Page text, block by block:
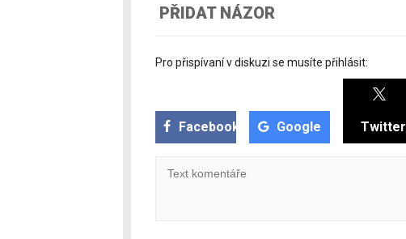
PŘIDAT NÁZOR
Pro přispívaní v diskuzi se musíte přihlásit:
Facebook Google Twitter